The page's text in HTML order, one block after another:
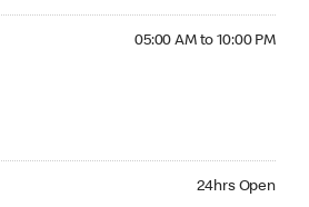
05:00 AM to 10:00 PM
24hrs Open